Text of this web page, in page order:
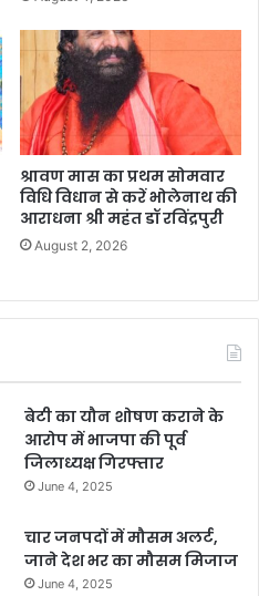
श्रावण मास का प्रथम सोमवार
विधि विधान से करें भोलेनाथ की
आराधना श्री महंत डॉ रविंद्रपुरी
August 2, 2026
बेटी का यौन शोषण कराने के
आरोप में भाजपा की पूर्व
जिलाध्यक्ष गिरफ्तार
June 4, 2025
चार जनपदों में मौसम अलर्ट,
जाने देश भर का मौसम मिजाज
June 4, 2025